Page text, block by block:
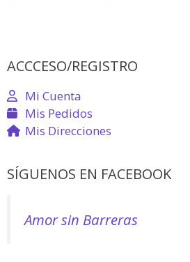
ACCCESO/REGISTRO
Mi Cuenta
Mis Pedidos
Mis Direcciones
SÍGUENOS EN FACEBOOK
Amor sin Barreras